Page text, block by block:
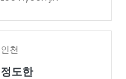
인천
정도한